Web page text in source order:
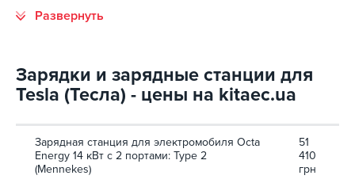
Зарядки и зарядные станции для
Tesla (Тесла) - цены на kitaec.ua
Зарядная станция для электромобиля Octa
Energy 14 кВт с 2 портами: Type 2
(Mennekes)
51
410
грн